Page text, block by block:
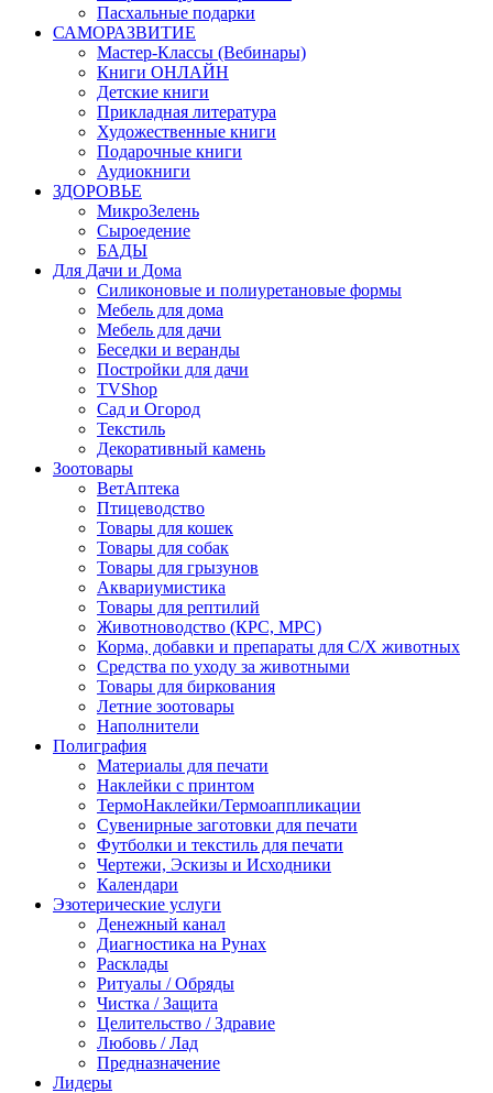
Пасхальные подарки
САМОРАЗВИТИЕ
Мастер-Классы (Вебинары)
Книги ОНЛАЙН
Детские книги
Прикладная литература
Художественные книги
Подарочные книги
Аудиокниги
ЗДОРОВЬЕ
МикроЗелень
Сыроедение
БАДЫ
Для Дачи и Дома
Силиконовые и полиуретановые формы
Мебель для дома
Мебель для дачи
Беседки и веранды
Постройки для дачи
TVShop
Сад и Огород
Текстиль
Декоративный камень
Зоотовары
ВетАптека
Птицеводство
Товары для кошек
Товары для собак
Товары для грызунов
Аквариумистика
Товары для рептилий
Животноводство (КРС, МРС)
Корма, добавки и препараты для С/Х животных
Средства по уходу за животными
Товары для биркования
Летние зоотовары
Наполнители
Полиграфия
Материалы для печати
Наклейки с принтом
ТермоНаклейки/Термоаппликации
Сувенирные заготовки для печати
Футболки и текстиль для печати
Чертежи, Эскизы и Исходники
Календари
Эзотерические услуги
Денежный канал
Диагностика на Рунах
Расклады
Ритуалы / Обряды
Чистка / Защита
Целительство / Здравие
Любовь / Лад
Предназначение
Лидеры